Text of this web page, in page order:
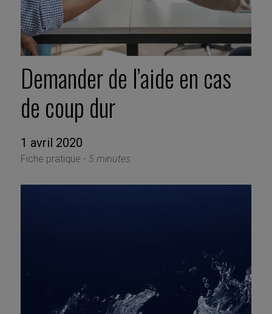
Demander de l’aide en cas
de coup dur
1 avril 2020
Fiche pratique - 5 minutes